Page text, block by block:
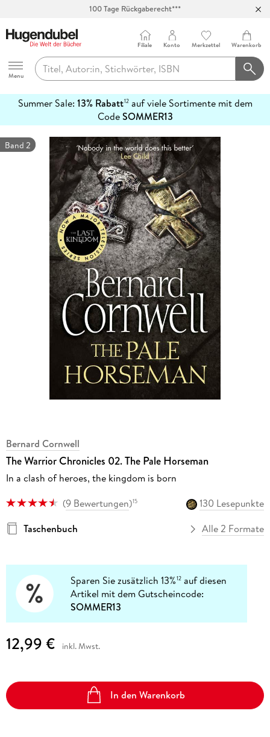
Hugendubel
Menu
Filiale Konto Merkzettel Warenkorb
Summer Sale: 13% Rabatt12auf viele Sortimente mit dem
CodeSOMMER13
erfahren
Band 2
Bernard Cornwell
The Warrior Chronicles 02. The Pale Horseman
In a clash of heroes, the kingdom is born
(9 Bewertungen)15
130 Lesepunkte
Taschenbuch
Alle 2 Formate
Sparen Sie zusätzlich 13%12 auf diesen
Artikel mit dem Gutscheincode:
SOMMER13
12,99 € inkl. Mwst.
In den Warenkorb